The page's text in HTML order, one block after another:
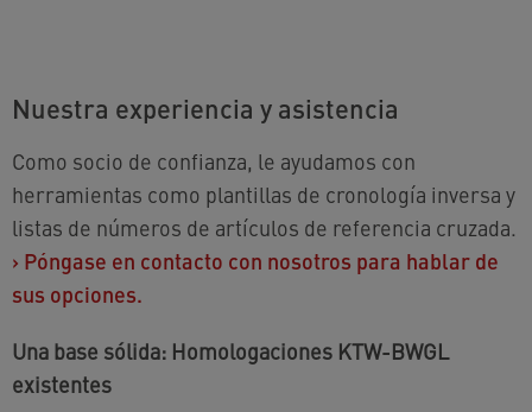
Nuestra experiencia y asistencia
Como socio de confianza, le ayudamos con
herramientas como plantillas de cronología inversa y
listas de números de artículos de referencia cruzada.
› Póngase en contacto con nosotros para hablar de
sus opciones.
Una base sólida: Homologaciones KTW-BWGL
existentes